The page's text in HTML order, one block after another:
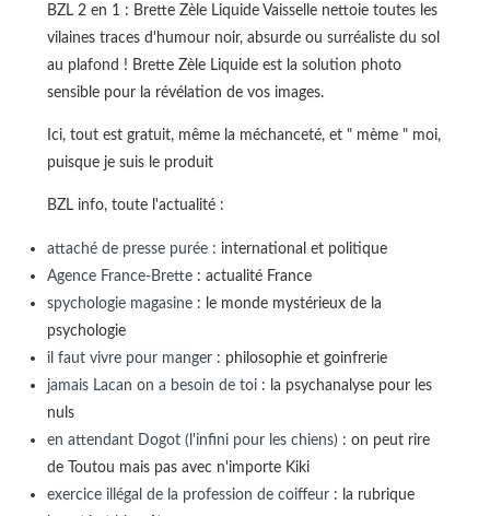
BZL 2 en 1 : Brette Zèle Liquide Vaisselle nettoie toutes les
vilaines traces d'humour noir, absurde ou surréaliste du sol
au plafond ! Brette Zèle Liquide est la solution photo
sensible pour la révélation de vos images.
Ici, tout est gratuit, même la méchanceté, et " mème " moi,
puisque je suis le produit
BZL info, toute l'actualité :
attaché de presse purée: international et politique
Agence France-Brette: actualité France
spychologie magasine: le monde mystérieux de la
psychologie
il faut vivre pour manger: philosophie et goinfrerie
jamais Lacan on a besoin de toi: la psychanalyse pour les
nuls
en attendant Dogot (l'infini pour les chiens): on peut rire
de Toutou mais pas avec n'importe Kiki
exercice illégal de la profession de coiffeur: la rubrique